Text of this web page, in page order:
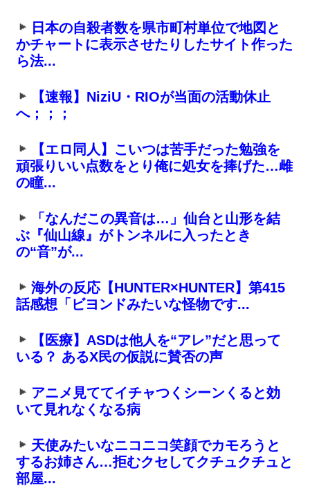
日本の自殺者数を県市町村単位で地図と
かチャートに表示させたりしたサイト作った
ら法...
【速報】NiziU・RIOが当面の活動休止
へ；；；
【エロ同人】こいつは苦手だった勉強を
頑張りいい点数をとり俺に処女を捧げた…雌
の瞳...
「なんだこの異音は…」仙台と山形を結
ぶ『仙山線』がトンネルに入ったとき
の“音”が...
海外の反応【HUNTER×HUNTER】第415
話感想「ビヨンドみたいな怪物です...
【医療】ASDは他人を“アレ”だと思って
いる？ あるX民の仮説に賛否の声
アニメ見ててイチャつくシーンくると効
いて見れなくなる病
天使みたいなニコニコ笑顔でカモろうと
するお姉さん…拒むクセしてクチュクチュと
部屋...